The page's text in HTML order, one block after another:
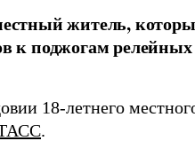
житель,
к поджогам
18-летнего
.